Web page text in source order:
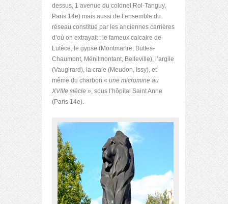
dessus, 1 avenue du colonel Rol-Tanguy,
Paris 14e) mais aussi de l’ensemble du
réseau constitué par les anciennes carrières
d’où on extrayait : le fameux calcaire de
Lutèce, le gypse (Montmartre, Buttes-
Chaumont, Ménilmontant, Belleville), l’argile
(Vaugirard), la craie (Meudon, Issy), et
même du charbon « une micromine au
XVIIIe siècle », sous l’hôpital Saint Anne
(Paris 14e).